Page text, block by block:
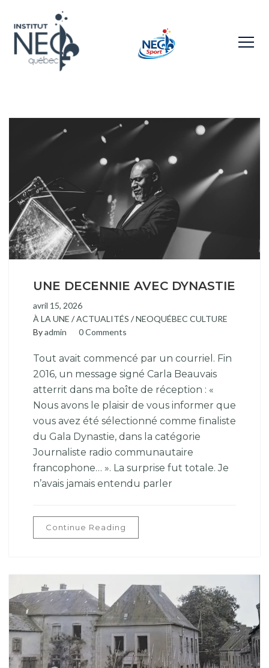
UNE DECENNIE AVEC DYNASTIE
avril 15, 2026
À LA UNE /ACTUALITÉS /NEOQUÉBEC CULTURE
Byadmin 0 Comments
Tout avait commencé par un courriel. Fin
2016, un message signé Carla Beauvais
atterrit dans ma boîte de réception : «
Nous avons le plaisir de vous informer que
vous avez été sélectionné comme finaliste
du Gala Dynastie, dans la catégorie
Journaliste radio communautaire
francophone… ». La surprise fut totale. Je
n’avais jamais entendu parler
Continue Reading